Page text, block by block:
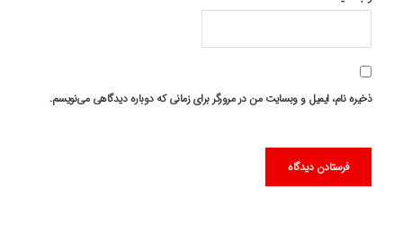
ذخیره نام، ایمیل و وبسایت من در مرورگر برای زمانی که دوباره دیدگاهی می‌نویسم.